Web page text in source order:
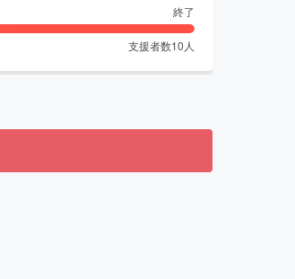
終了
支援者数10 人